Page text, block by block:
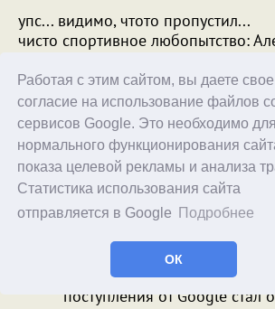
Работая с этим сайтом, вы даете свое
согласие на использование файлов
сервисов Google. Это необходимо для
нормального функционирования
показа целевой рекламы и анализа
Статистика использования сайта
отправляется в Google
Подробнее
ОК
упс... видимо, чтото пропустил...
чисто спортивное любопытство:
вроде бы ранее, российский
Вас был комфортен.
или появились местные клиенты,
иметь "резидента ЕС"?
Deathtiny
21.10.20 14:04
Да просто оформил местный
поступления от Google стал